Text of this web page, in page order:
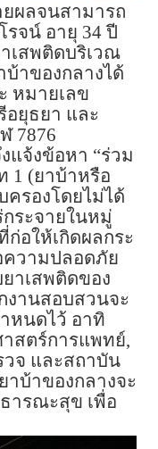
ผลจนสามารถ
จน์ อายุ 34 ปี
เสพติดบริเวณ
าของกลางได้
หมายเลข
อยุธยา และ
7876
แจ้งข้อหา “ร่วม
1 (ยาบ้าหรือ
ครองโดยไม่ได้
ระจายในหมู่
อให้เกิดผลกระ
วามปลอดภัย
าเสพติดของ
งานสอบสวนจะ
หนดไว้ อาทิ
สตร์การแพทย์,
จ และสถาบัน
บ้าของกลางจะ
ารณะสุข เพื่อ